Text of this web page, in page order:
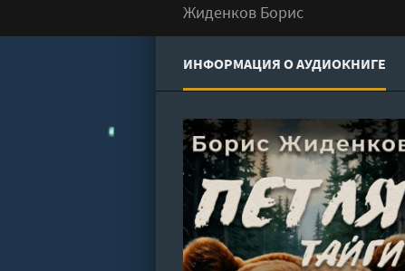
Жиденков Борис
ИНФОРМАЦИЯ О АУДИОКНИГЕ